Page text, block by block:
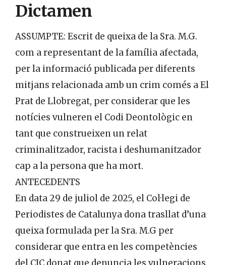
Dictamen
ASSUMPTE: Escrit de queixa de la Sra. M.G.
com a representant de la família afectada,
per la informació publicada per diferents
mitjans relacionada amb un crim comés a El
Prat de Llobregat, per considerar que les
notícies vulneren el Codi Deontològic en
tant que construeixen un relat
criminalitzador, racista i deshumanitzador
cap a la persona que ha mort.
ANTECEDENTS
En data 29 de juliol de 2025, el Col·legi de
Periodistes de Catalunya dona trasllat d’una
queixa formulada per la Sra. M.G per
considerar que entra en les competències